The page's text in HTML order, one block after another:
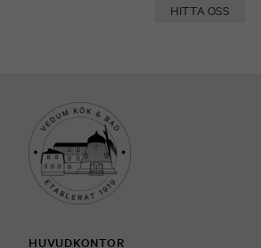
HITTA OSS
HUVUDKONTOR